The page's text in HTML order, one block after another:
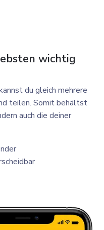
wichtig
du gleich mehrere
teilen. Somit behältst
auch die deiner